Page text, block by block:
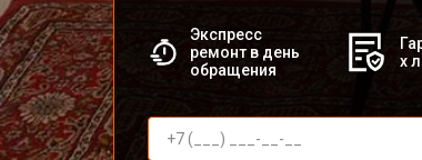
Экспресс
ремонт в день
обращения
х